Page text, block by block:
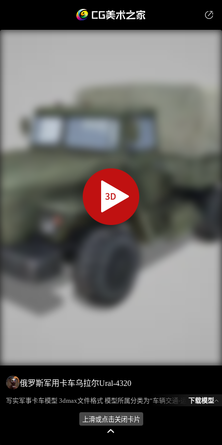
俄罗斯军用卡车乌拉尔Ural-4320
写实军事卡车模型 3dmax文件格式 模型所属分类为“车辆交通-运输车辆”，模型风格为写实，模型ID为100867，本模型由设计师 不爱喝水的鱼 在2024-08-01 15:50:19上传，含.fbx，.gltf，.max(3dsMax)相关源文件下载格式，点数为9154，面数为8508，材质数为2，贴图数为1，CG美术之家持续为您更新与数字孪生、影视动画和游戏VR等相关优质资源。
下载模型
上滑或点击关闭卡片